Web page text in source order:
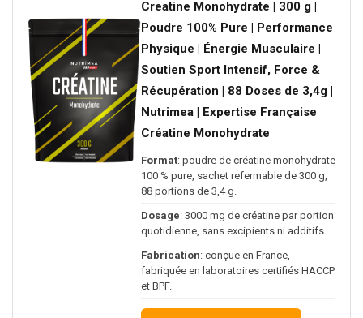
Creatine Monohydrate | 300 g |
Poudre 100% Pure | Performance
Physique | Énergie Musculaire |
Soutien Sport Intensif, Force &
Récupération | 88 Doses de 3,4g |
Nutrimea | Expertise Française
Créatine Monohydrate
Format: poudre de créatine monohydrate
100 % pure, sachet refermable de 300 g,
88 portions de 3,4 g.
Dosage: 3000 mg de créatine par portion
quotidienne, sans excipients ni additifs.
Fabrication: conçue en France,
fabriquée en laboratoires certifiés HACCP
et BPF.